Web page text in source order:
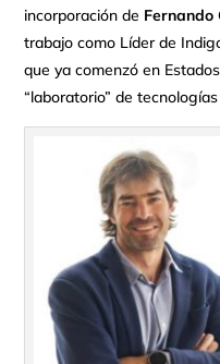
incorporación de Fernando
trabajo como Líder de
que ya comenzó en
“laboratorio” de